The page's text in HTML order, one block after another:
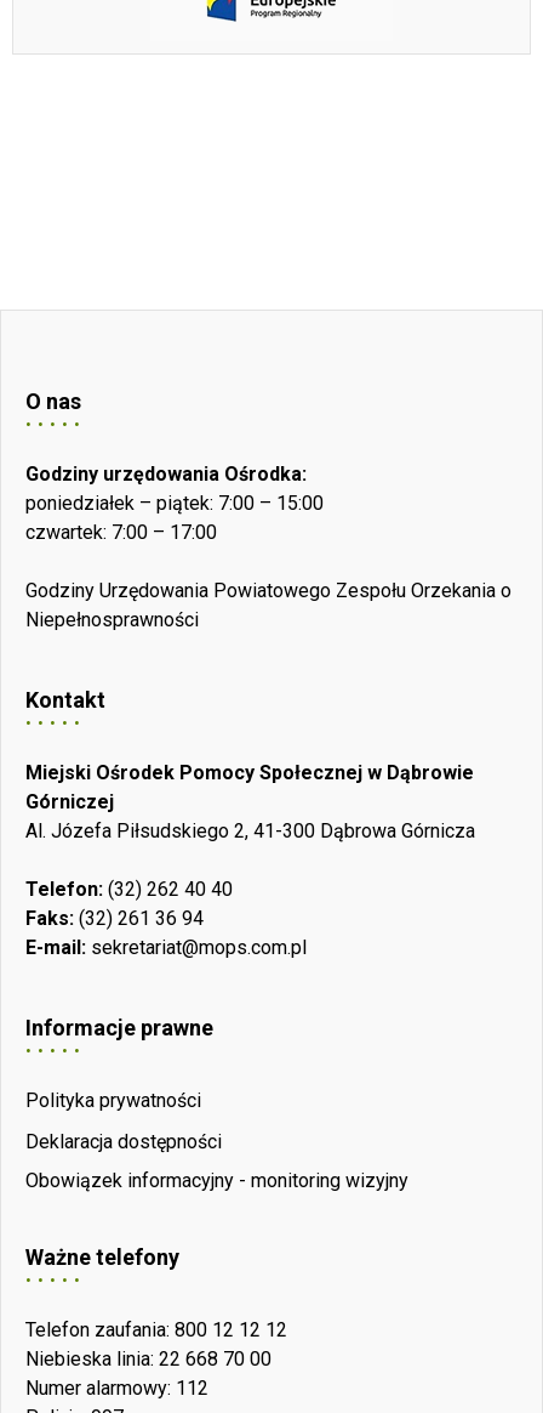
O nas
Godziny urzędowania Ośrodka:
poniedziałek – piątek: 7:00 – 15:00
czwartek: 7:00 – 17:00
Godziny Urzędowania Powiatowego Zespołu Orzekania o
Niepełnosprawności
Kontakt
Miejski Ośrodek Pomocy Społecznej w Dąbrowie
Górniczej
Al. Józefa Piłsudskiego 2, 41-300 Dąbrowa Górnicza
Telefon: (32) 262 40 40
Faks: (32) 261 36 94
E-mail: sekretariat@mops.com.pl
Informacje prawne
Polityka prywatności
Deklaracja dostępności
Obowiązek informacyjny - monitoring wizyjny
Ważne telefony
Telefon zaufania: 800 12 12 12
Niebieska linia: 22 668 70 00
Numer alarmowy: 112